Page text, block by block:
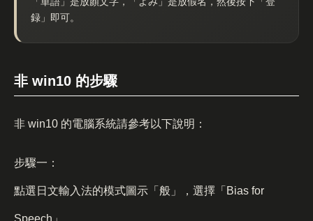
録」即可。
非 win10 的步驟
非 win10 的電腦系統請參考以下說明：
步驟一：
點選日文輸入法的模式圖示「般」，選擇「Bias for
Speech」